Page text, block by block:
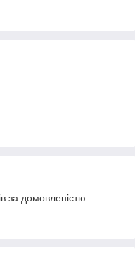
за домовленістю